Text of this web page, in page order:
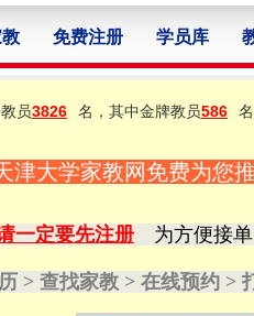
免费注册 学员库
员3826 名，其中金牌教员586
津大学家教网免费为您
一定要先注册 为方便接
> 查找家教 > 在线预约 >